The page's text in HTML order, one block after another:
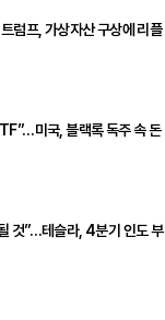
럼프, 가상자산 구상에 리플
미국, 블랙록 독주 속 돈
것”…테슬라, 4분기 인도 부